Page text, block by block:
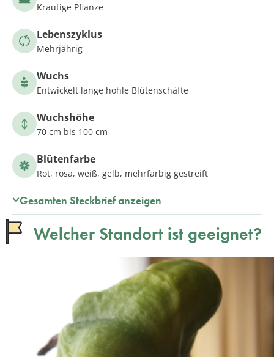
Krautige Pflanze
Lebenszyklus
Mehrjährig
Wuchs
Entwickelt lange hohle Blütenschäfte
Wuchshöhe
70 cm bis 100 cm
Blütenfarbe
Rot, rosa, weiß, gelb, mehrfarbig gestreift
Gesamten Steckbrief anzeigen
Welcher Standort ist geeignet?